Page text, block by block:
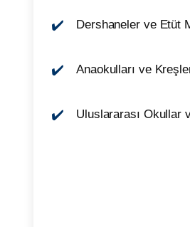
Dershaneler ve Etüt
Anaokulları ve
Uluslararası Okullar